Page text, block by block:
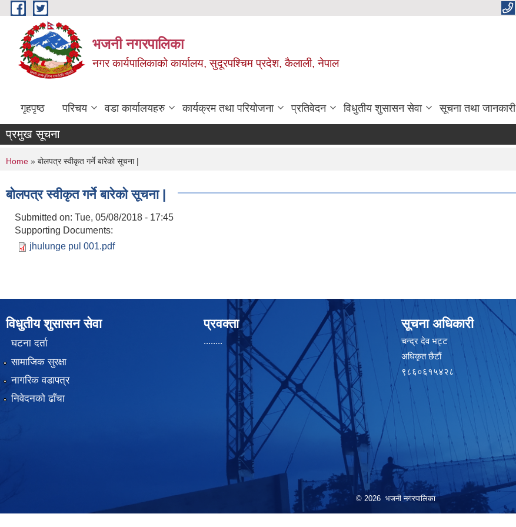
Skip to main content
भजनी नगरपालिका
नगर कार्यपालिकाको कार्यालय, सुदूरपश्चिम प्रदेश, कैलाली, नेपाल
गृहपृष्ठ परिचय वडा कार्यालयहरु कार्यक्रम तथा परियोजना प्रतिवेदन विधुतीय शुसासन सेवा सूचना तथा जानकारी
प्रमुख सूचना
You are here
Home » बोलपत्र स्वीकृत गर्ने बारेको सूचना |
बोलपत्र स्वीकृत गर्ने बारेको सूचना |
Submitted on: Tue, 05/08/2018 - 17:45
Supporting Documents:
jhulunge pul 001.pdf
विधुतीय शुसासन सेवा
घटना दर्ता
सामाजिक सुरक्षा
नागरिक वडापत्र
निवेदनको ढाँचा
प्रवक्ता
........
सूचना अधिकारी
चन्द्र देव भट्ट
अधिकृत छैटाैं
९८६०६१५४२८
© 2026 भजनी नगरपालिका